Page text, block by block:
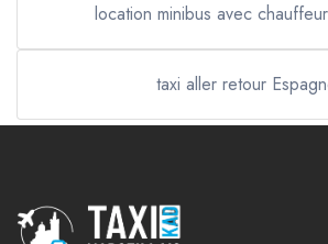
location minibus avec
taxi aller retour